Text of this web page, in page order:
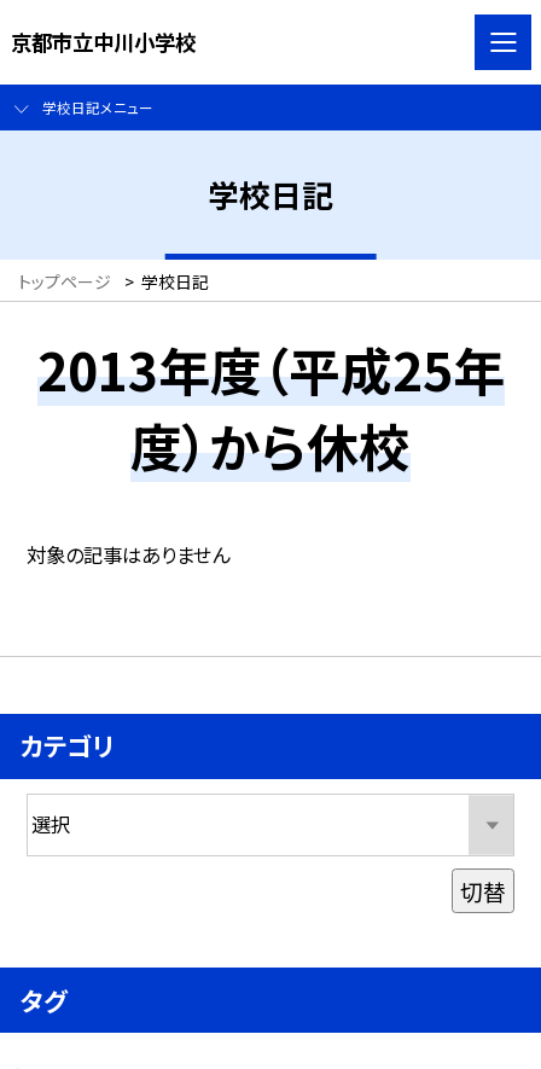
京都市立中川小学校
学校日記メニュー
学校日記
トップページ > 学校日記
2013年度（平成25年
度）から休校
対象の記事はありません
カテゴリ
切替
タグ